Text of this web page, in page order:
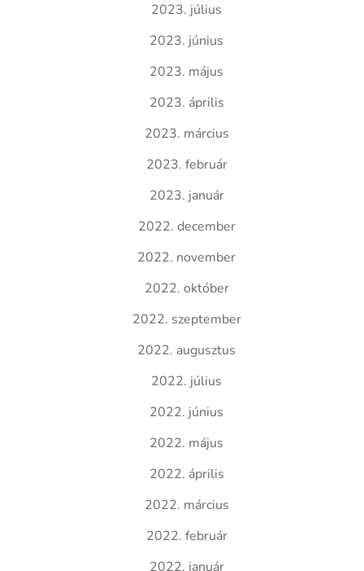
2023. július
2023. június
2023. május
2023. április
2023. március
2023. február
2023. január
2022. december
2022. november
2022. október
2022. szeptember
2022. augusztus
2022. július
2022. június
2022. május
2022. április
2022. március
2022. február
2022. január